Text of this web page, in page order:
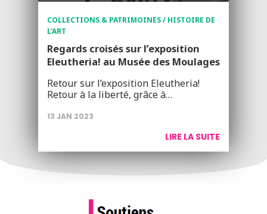
COLLECTIONS & PATRIMOINES / HISTOIRE DE
L'ART
Regards croisés sur l’exposition
Eleutheria! au Musée des Moulages
Retour sur l’exposition Eleutheria!
Retour à la liberté, grâce à…
13 JAN 2023
LIRE LA SUITE